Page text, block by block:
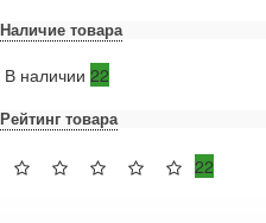
Наличие товара
В наличии 22
Рейтинг товара
22